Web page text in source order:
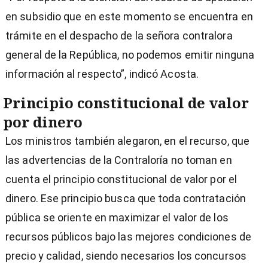
en subsidio que en este momento se encuentra en
trámite en el despacho de la señora contralora
general de la República, no podemos emitir ninguna
información al respecto”, indicó Acosta.
Principio constitucional de valor
por dinero
Los ministros también alegaron, en el recurso, que
las advertencias de la Contraloría no toman en
cuenta el principio constitucional de valor por el
dinero. Ese principio busca que toda contratación
pública se oriente en maximizar el valor de los
recursos públicos bajo las mejores condiciones de
precio y calidad, siendo necesarios los concursos